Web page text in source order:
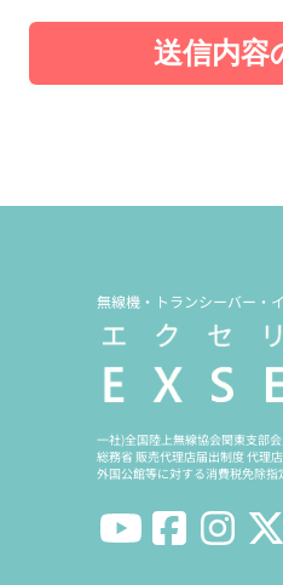
送信内容
無線機・トランシーバー・
一社)全国陸上無線協会関東支部
総務省 販売代理店届出制度 代理
外国公館等に対する消費税免除指